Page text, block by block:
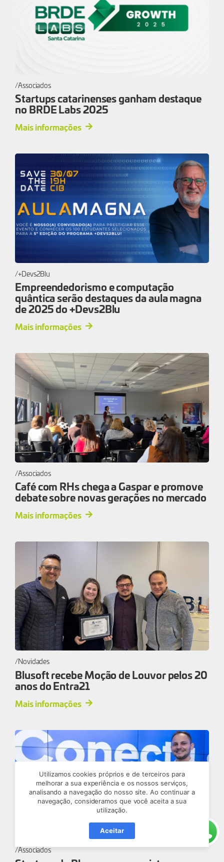
Associados
Startups catarinenses ganham destaque
no BRDE Labs 2025
Mais informações
+Devs2Blu
Empreendedorismo e computação
quântica serão destaques da aula magna
de 2025 do +Devs2Blu
Mais informações
Associados
Café com RHs chega a Gaspar e promove
debate sobre novas gerações no mercado
Mais informações
Novidades
Blusoft recebe Moção de Louvor pelos 20
anos do Entra21
Mais informações
Associados
Utilizamos cookies próprios e de terceiros para
melhorar a sua experiência e os nossos serviços,
analisando a navegação do nosso site. Ao continuar a
navegação, consideramos que você aceita a sua
utilização.
Aceitar